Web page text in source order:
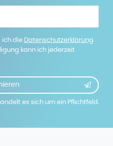
ich die Daten­schutz­erklärung
kann ich jederzeit
es sich um ein Pflichtfeld.